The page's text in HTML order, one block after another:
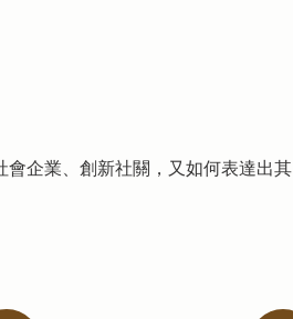
企業、創新社關，又如何表達出其